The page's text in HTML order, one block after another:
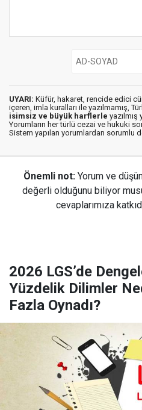
UYARI: Küfür, hakaret, rencide edici
içeren, imla kuralları ile yazılmamış,
isimsiz ve büyük harflerle
Yorumların her türlü cezai ve hukuki
Sistem yapılan yorumlardan sorumlu
Önemli not: Yorum ve
değerli olduğunu biliyor
cevaplarımıza
2026 LGS’de
Yüzdelik Dilimler
Fazla Oynadı?